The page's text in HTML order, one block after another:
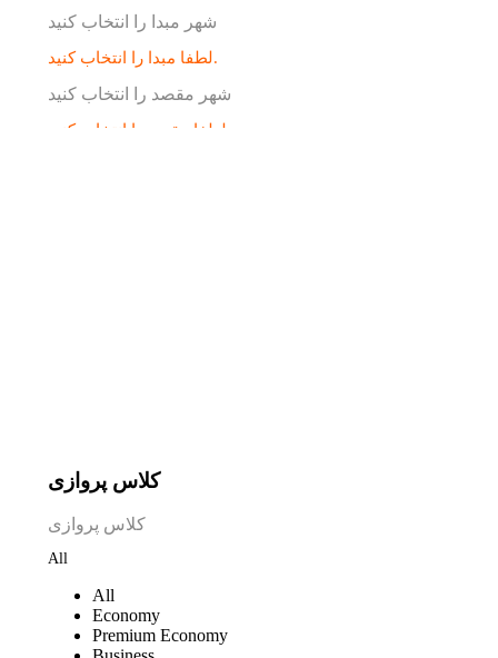
شهر مبدا را انتخاب کنید
لطفا مبدا را انتخاب کنید.
شهر مقصد را انتخاب کنید
کلاس پروازی
کلاس پروازی
All
All
Economy
Premium Economy